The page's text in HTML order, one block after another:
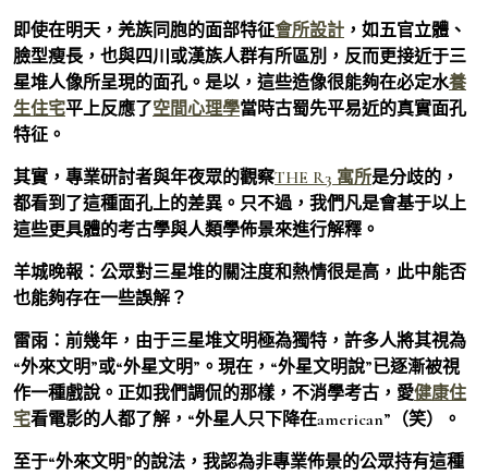
即使在明天，羌族同胞的面部特征會所設計 ，如五官立體、
臉型瘦長，也與四川或漢族人群有所區別，反而更接近于三
星堆人像所呈現的面孔。是以，這些造像很能夠在必定水養
生住宅平上反應了空間心理學當時古蜀先平易近的真實面孔
特征。
其實，專業研討者與年夜眾的觀察THE R3 寓所是分歧的，
都看到了這種面孔上的差異。只不過，我們凡是會基于以上
這些更具體的考古學與人類學佈景來進行解釋。
羊城晚報：公眾對三星堆的關注度和熱情很是高，此中能否
也能夠存在一些誤解？
雷雨：前幾年，由于三星堆文明極為獨特，許多人將其視為
“外來文明”或“外星文明”。現在，“外星文明說”已逐漸被視
作一種戲說。正如我們調侃的那樣，不消學考古，愛健康住
宅看電影的人都了解，“外星人只下降在american”（笑）。
至于“外來文明”的說法，我認為非專業佈景的公眾持有這種